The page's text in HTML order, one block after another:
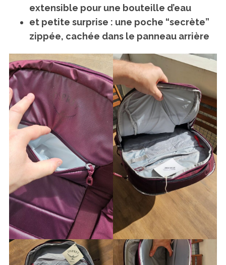
extensible pour une bouteille d’eau
et petite surprise : une poche “secrète”
zippée, cachée dans le panneau arrière